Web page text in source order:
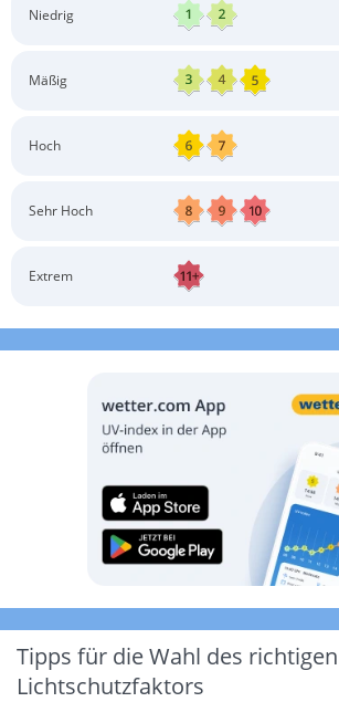
Niedrig
Mäßig
Langärmlige Bekleidung
Hoch
Langärmlige Bekleidung
Sonnenbrille
Sehr Hoch
Langärmlige Bekleidung
Extrem
Tipps für die Wahl des richtigen
Lichtschutzfaktors